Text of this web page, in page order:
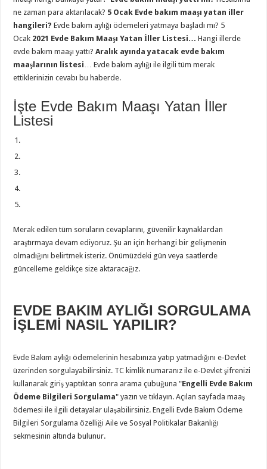
ne zaman para aktarılacak? 5 Ocak Evde bakım maaşı yatan iller
hangileri?Evde bakım aylığı ödemeleri yatmaya başladı mı? 5
Ocak 2021 Evde Bakım Maaşı Yatan İller Listesi… Hangi illerde
evde bakım maaşı yattı?Aralık ayında yatacak evde bakım
maaşlarının listesi… Evde bakım aylığı ile ilgili tüm merak
ettiklerinizin cevabı bu haberde.
İşte Evde Bakım Maaşı Yatan İller
Listesi
Merak edilen tüm soruların cevaplarını, güvenilir kaynaklardan
araştırmaya devam ediyoruz. Şu an için herhangi bir gelişmenin
olmadığını belirtmek isteriz. Önümüzdeki gün veya saatlerde
güncelleme geldikçe size aktaracağız.
EVDE BAKIM AYLIĞI SORGULAMA
İŞLEMİ NASIL YAPILIR?
Evde Bakım aylığı ödemelerinin hesabınıza yatıp yatmadığını e-Devlet
üzerinden sorgulayabilirsiniz. TC kimlik numaranız ile e-Devlet şifrenizi
kullanarak giriş yaptıktan sonra arama çubuğuna "Engelli Evde Bakım
Ödeme Bilgileri Sorgulama" yazın ve tıklayın. Açılan sayfada maaş
ödemesi ile ilgili detayalar ulaşabilirsiniz. Engelli Evde Bakım Ödeme
Bilgileri Sorgulama özelliği Aile ve Sosyal Politikalar Bakanlığı
sekmesinin altında bulunur.